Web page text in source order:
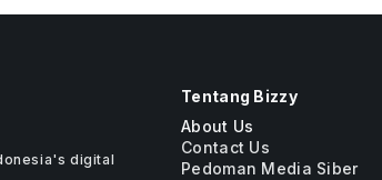
digital
Tentang Bizzy
About Us
Contact Us
Pedoman Media Siber